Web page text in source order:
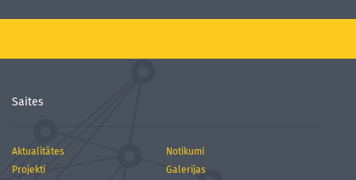
Saites
Aktualitātes
Notikumi
Projekti
Galerijas